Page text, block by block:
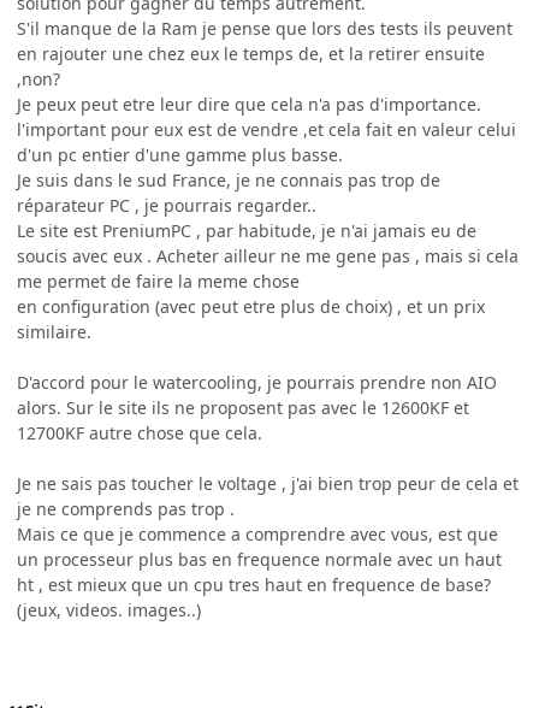
S'il manque de la Ram je pense que lors des tests ils peuvent
en rajouter une chez eux le temps de, et la retirer ensuite
,non?
Je peux peut etre leur dire que cela n'a pas d'importance.
l'important pour eux est de vendre ,et cela fait en valeur celui
d'un pc entier d'une gamme plus basse.
Je suis dans le sud France, je ne connais pas trop de
réparateur PC , je pourrais regarder..
Le site est PreniumPC , par habitude, je n'ai jamais eu de
soucis avec eux . Acheter ailleur ne me gene pas , mais si cela
me permet de faire la meme chose
en configuration (avec peut etre plus de choix) , et un prix
similaire.
D'accord pour le watercooling, je pourrais prendre non AIO
alors. Sur le site ils ne proposent pas avec le 12600KF et
12700KF autre chose que cela.
Je ne sais pas toucher le voltage , j'ai bien trop peur de cela et
je ne comprends pas trop .
Mais ce que je commence a comprendre avec vous, est que
un processeur plus bas en frequence normale avec un haut
ht , est mieux que un cpu tres haut en frequence de base?
(jeux, videos. images..)